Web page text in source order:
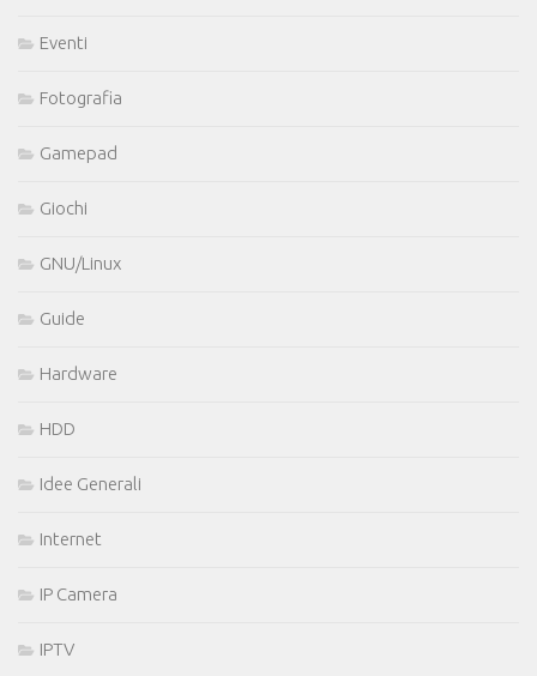
Eventi
Fotografia
Gamepad
Giochi
GNU/Linux
Guide
Hardware
HDD
Idee Generali
Internet
IP Camera
IPTV